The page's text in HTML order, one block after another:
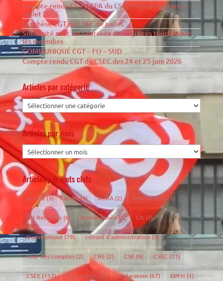
Compte-rendu CGT-AFPA du CSEE Pays de la Loire –
juillet 2026
Synthèse CGT du CSEE de juillet
Solidarité avec les salarié·es et stagiaires touchés par
les incendies
COMMUNIQUÉ CGT – FO – SUD
Compte rendu CGT du CSEC des 24 et 25 juin 2026
Articles par catégorie
Articles par mois
Articles par mots clefs
accord(3) audio(4) AURA(2) bimestrielle(1)
BN Retraités(6) Bonne année(2) CA(3)
Communiqué(79) conseil d'administration(5)
cour des comptes(2) CRE(2) CSE(9) CSEC (31)
CSEE(157) declaration (5) déclaration (67) EPFH (1)